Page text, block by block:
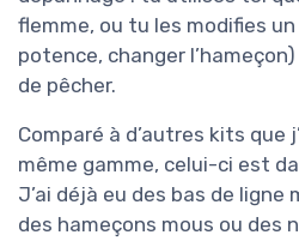
flemme, ou tu les modifies
potence, changer
de pêcher.
Comparé à d’autres kits que
même gamme, celui-ci est
J’ai déjà eu des bas de ligne
des hameçons mous ou des